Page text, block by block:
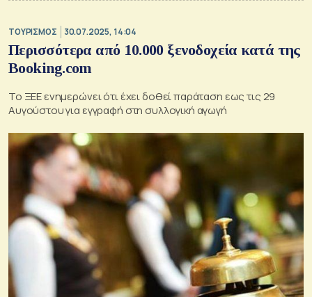
ΤΟΥΡΙΣΜΟΣ 30.07.2025, 14:04
Περισσότερα από 10.000 ξενοδοχεία κατά της
Booking.com
Το ΞΕΕ ενημερώνει ότι έχει δοθεί παράταση εως τις 29
Αυγούστου για εγγραφή στη συλλογική αγωγή